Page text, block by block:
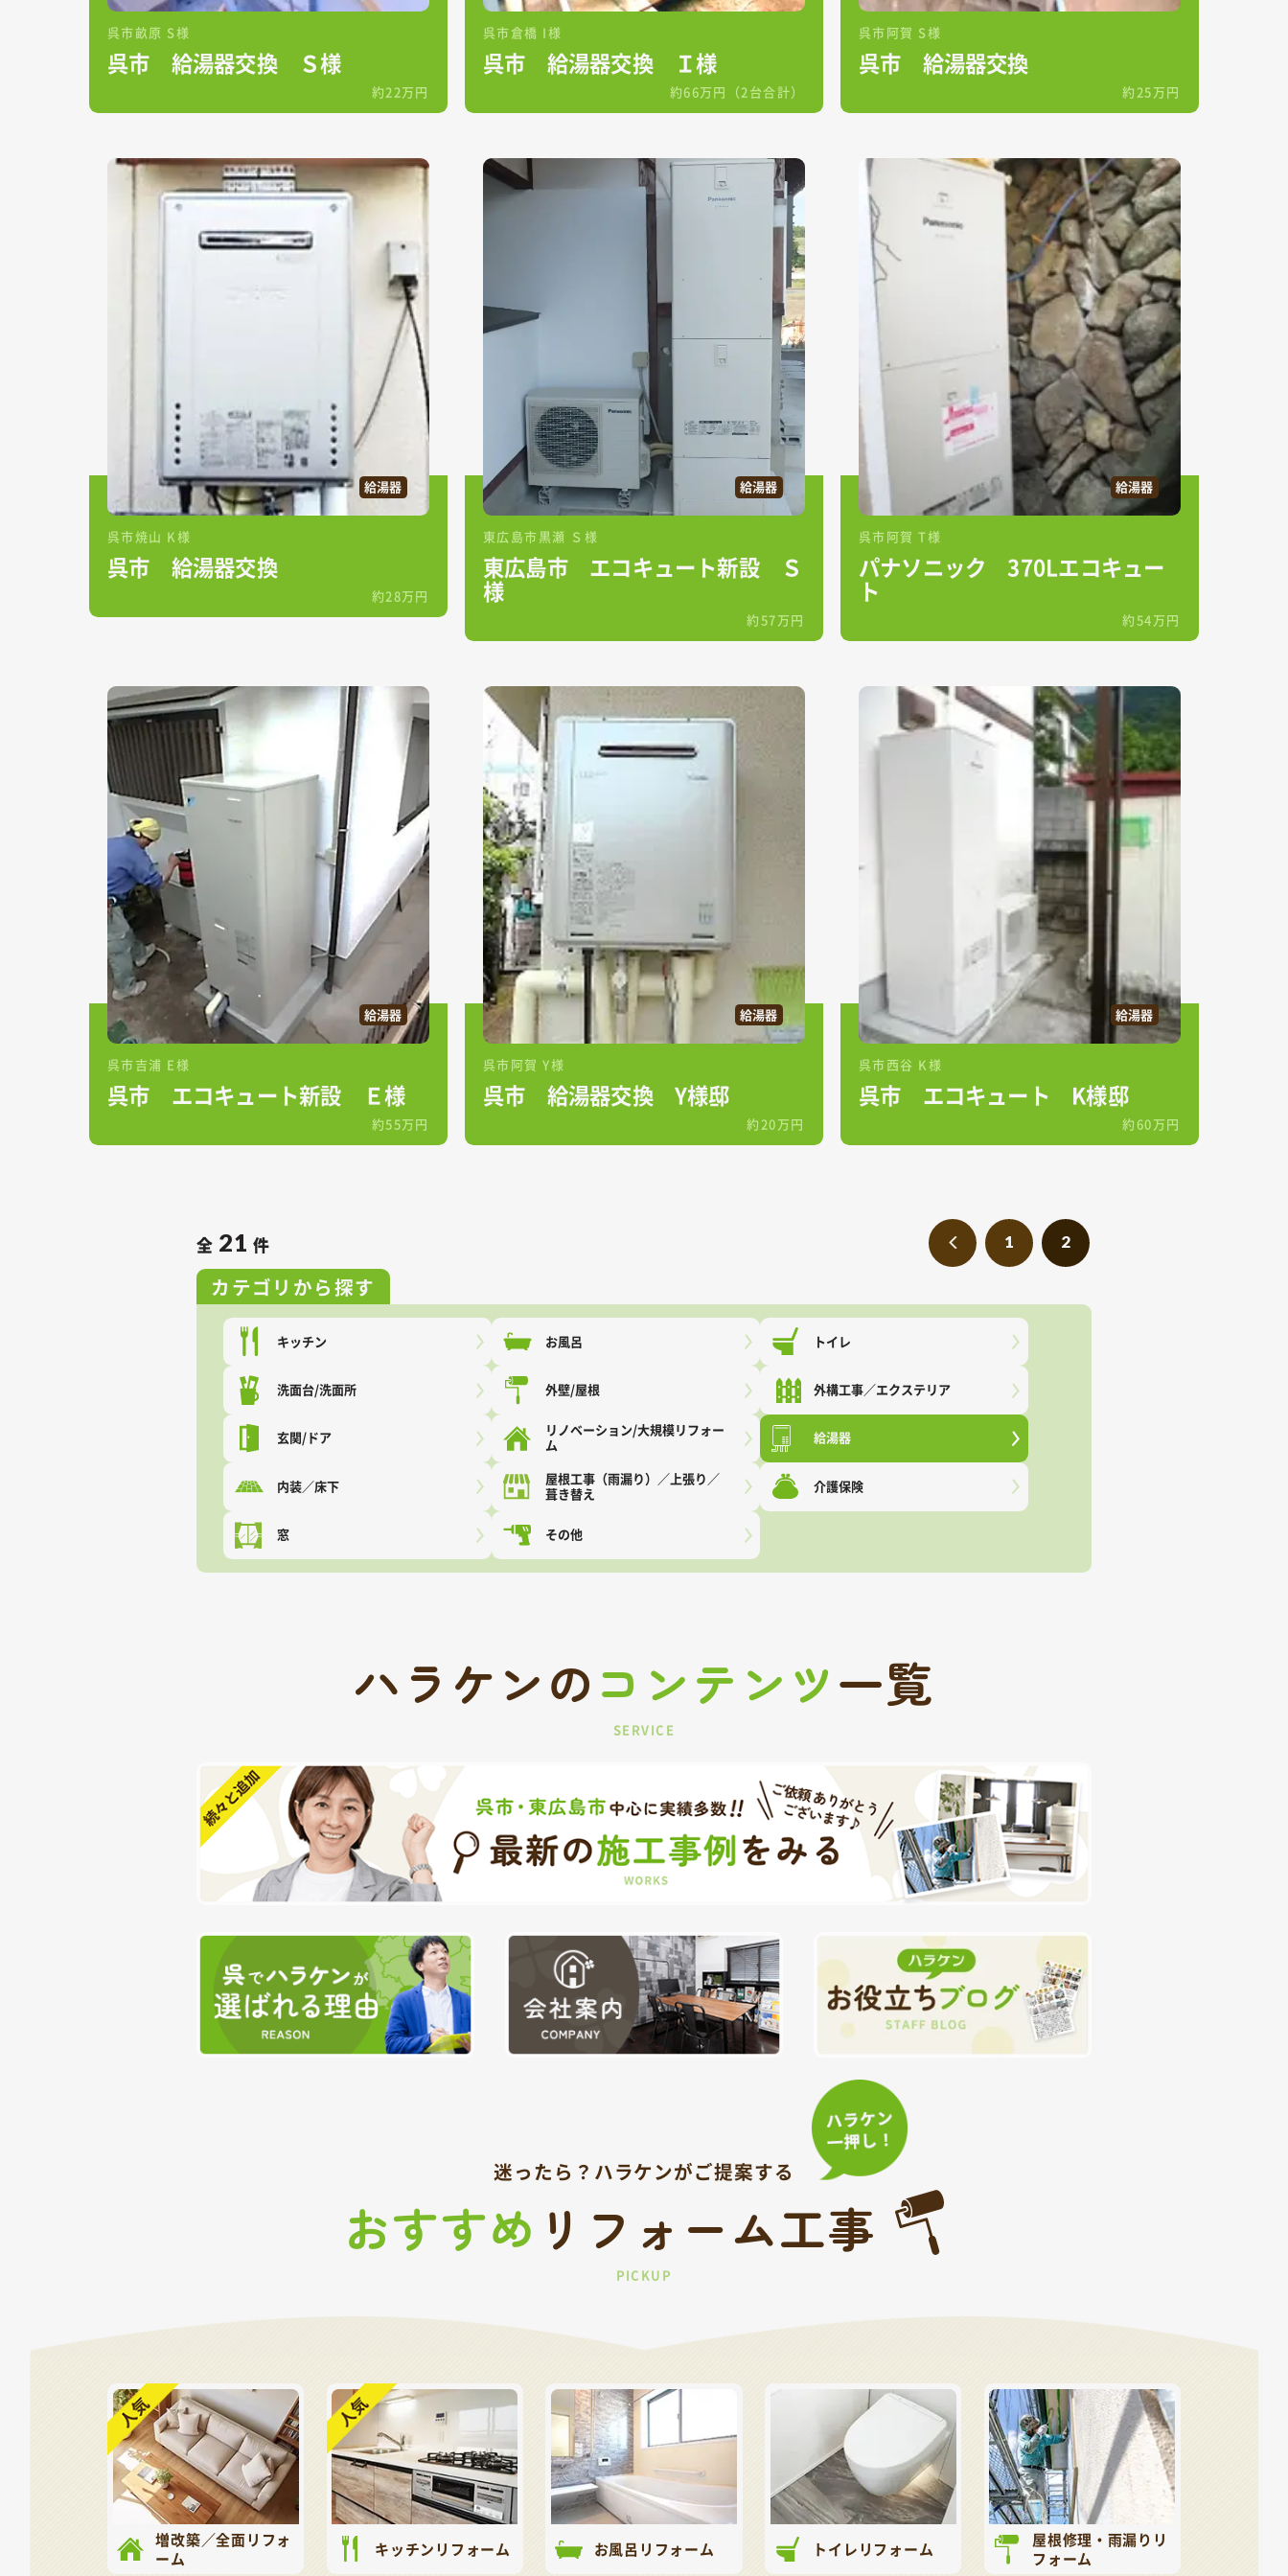
呉市畝原 S様
呉市 給湯器交換 Ｓ様
約22万円
呉市倉橋 I様
呉市 給湯器交換 Ｉ様
約66万円（2台合計）
呉市阿賀 S様
呉市 給湯器交換
約25万円
給湯器
呉市焼山 K様
呉市 給湯器交換
約28万円
給湯器
東広島市黒瀬 Ｓ様
東広島市 エコキュート新設 Ｓ
様
約57万円
給湯器
呉市阿賀 T様
パナソニック 370Lエコキュー
ト
約54万円
給湯器
呉市吉浦 E様
呉市 エコキュート新設 Ｅ様
約55万円
給湯器
呉市阿賀 Y様
呉市 給湯器交換 Y様邸
約20万円
給湯器
呉市西谷 K様
呉市 エコキュート K様邸
約60万円
全 21 件 1 2
カテゴリから探す
キッチン お風呂 トイレ
洗面台/洗面所 外壁/屋根 外構工事／エクステリア
玄関/ドア
リノベーション/大規模リフォー
ム
給湯器
内装／床下
屋根工事（雨漏り）／上張り／
葺き替え
介護保険
窓 その他
ハラケンのコンテンツ一覧
SERVICE
迷ったら？ ハラケンがご提案する
おすすめ リフォーム工事
PICKUP
増改築／全面リフォ
ーム
キッチンリフォーム お風呂リフォーム トイレリフォーム
屋根修理・雨漏りリ
フォーム